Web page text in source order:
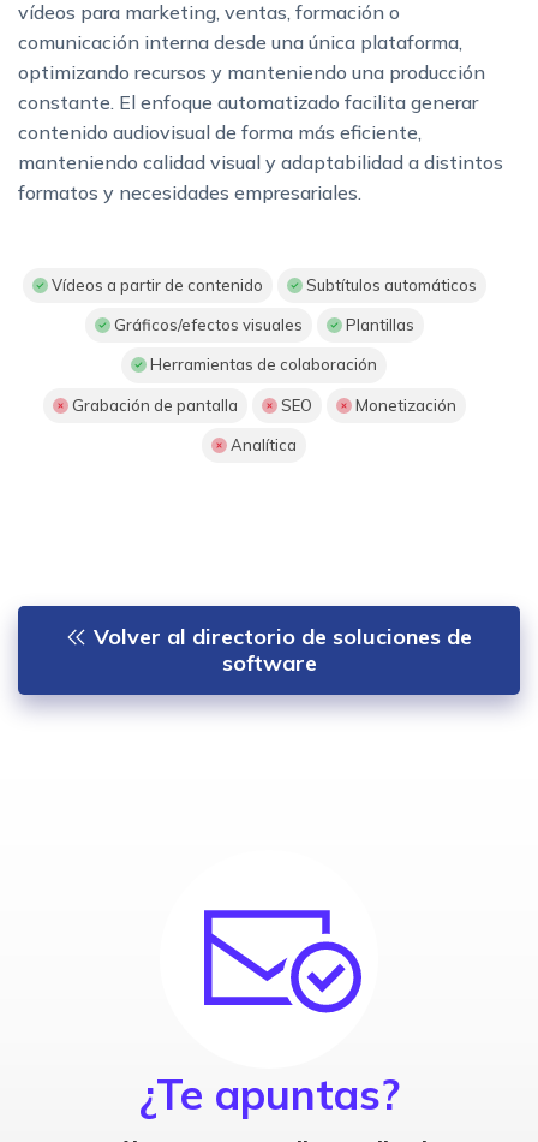
vídeos para marketing, ventas, formación o
comunicación interna desde una única plataforma,
optimizando recursos y manteniendo una producción
constante. El enfoque automatizado facilita generar
contenido audiovisual de forma más eficiente,
manteniendo calidad visual y adaptabilidad a distintos
formatos y necesidades empresariales.
Vídeos a partir de contenido Subtítulos automáticos
Gráficos/efectos visuales Plantillas
Herramientas de colaboración
Grabación de pantalla SEO Monetización
Analítica
Volver al directorio de soluciones de
software
¿Te apuntas?